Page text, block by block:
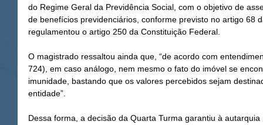
do Regime Geral da Previdência Social, com o objetivo de
de benefícios previdenciários, conforme previsto no artigo 68
regulamentou o artigo 250 da Constituição Federal.
O magistrado ressaltou ainda que, “de acordo com
724), em caso análogo, nem mesmo o fato do imóvel se
imunidade, bastando que os valores percebidos sejam
entidade”.
Dessa forma, a decisão da Quarta Turma garantiu à